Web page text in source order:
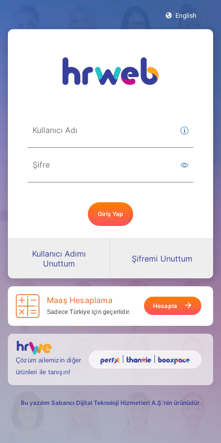
English
Giriş Yap
Kullanıcı Adımı
Unuttum
Şifremi Unuttum
Maaş Hesaplama
Sadece Türkiye için geçerlidir.
Hesapla
Çözüm ailemizin diğer
ürünleri ile tanışın!
Bu yazılım Sabancı Dijital Teknoloji Hizmetleri A.Ş.'nin ürünüdür.